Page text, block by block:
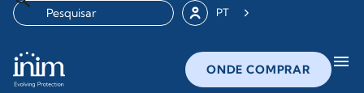
PT
ONDE COMPRAR menu